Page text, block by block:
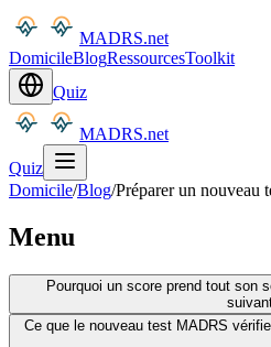
MADRS.net
DomicileBlogRessourcesToolkit
Quiz
MADRS.net
Quiz
Domicile/Blog/Préparer un nouveau
Menu
Pourquoi un score prend tout son
Ce que le nouveau test MADRS